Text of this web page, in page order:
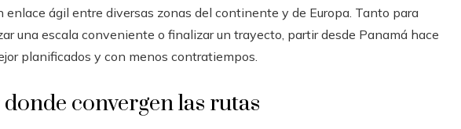
enlace ágil entre diversas zonas del continente y de Europa. Tanto para
una escala conveniente o finalizar un trayecto, partir desde Panamá hace
planificados y con menos contratiempos.
convergen las rutas